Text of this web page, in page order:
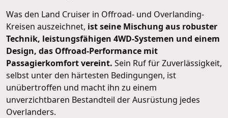
Was den Land Cruiser in Offroad- und Overlanding-
Kreisen auszeichnet, ist seine Mischung aus robuster
Technik, leistungsfähigen 4WD-Systemen und einem
Design, das Offroad-Performance mit
Passagierkomfort vereint. Sein Ruf für Zuverlässigkeit,
selbst unter den härtesten Bedingungen, ist
unübertroffen und macht ihn zu einem
unverzichtbaren Bestandteil der Ausrüstung jedes
Overlanders.